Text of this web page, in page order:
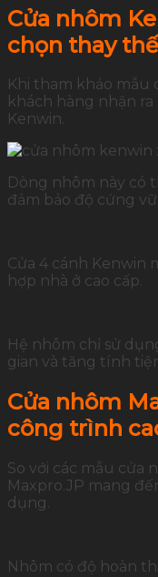
Cửa nhôm
chọn thay
Khi tham khảo mẫu
khách hàng nhận
Kenwin.
Dòng nhôm này có
đảm bảo độ cứng
Cửa 4 cánh Kenwin
hợp nhà ở cao cấp.
Hệ nhôm chỉ sử
gian và tăng tính
Cửa nhôm
công trình
So với các mẫu cửa
Maxpro.JP mang
dụng.
Nhôm có độ hoàn